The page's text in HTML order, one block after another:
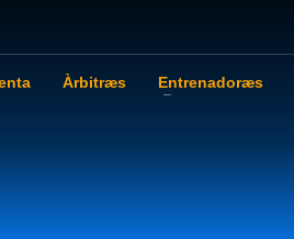
Àrbitræs Entrenadoræs